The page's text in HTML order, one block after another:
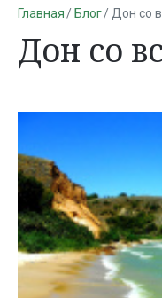
Главная Блог Дон со
Дон со